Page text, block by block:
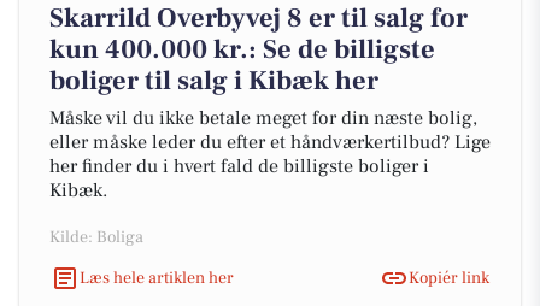
Skarrild Overbyvej 8 er til salg for
kun 400.000 kr.: Se de billigste
boliger til salg i Kibæk her
Måske vil du ikke betale meget for din næste bolig,
eller måske leder du efter et håndværkertilbud? Lige
her finder du i hvert fald de billigste boliger i
Kibæk.
Kilde: Boliga
Læs hele artiklen her
Kopiér link